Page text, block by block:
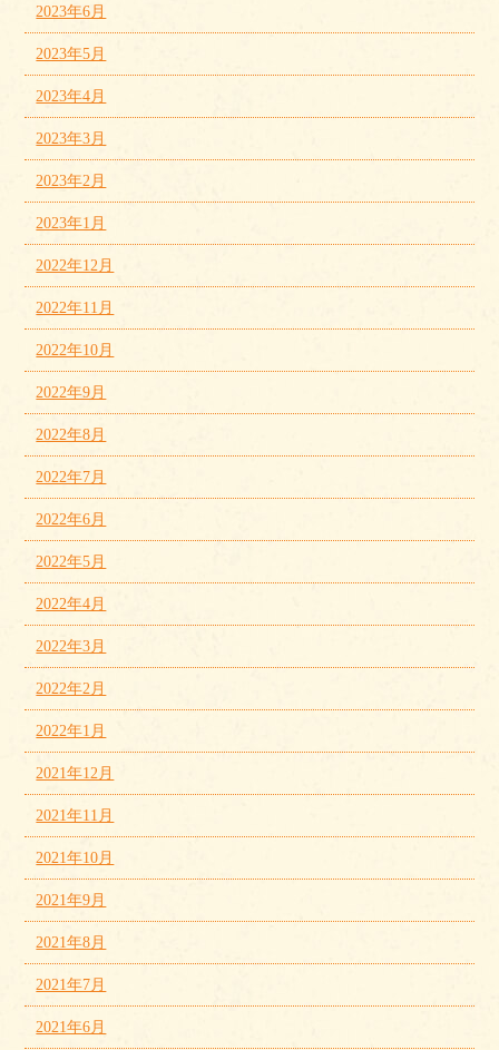
2023年6月
2023年5月
2023年4月
2023年3月
2023年2月
2023年1月
2022年12月
2022年11月
2022年10月
2022年9月
2022年8月
2022年7月
2022年6月
2022年5月
2022年4月
2022年3月
2022年2月
2022年1月
2021年12月
2021年11月
2021年10月
2021年9月
2021年8月
2021年7月
2021年6月